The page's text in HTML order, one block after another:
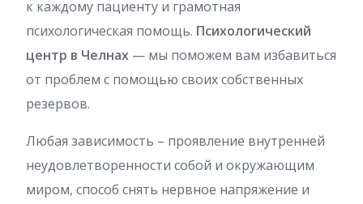
к каждому пациенту и грамотная
психологическая помощь. Психологический
центр в Челнах — мы поможем вам избавиться
от проблем с помощью своих собственных
резервов.
Любая зависимость – проявление внутренней
неудовлетворенности собой и окружающим
миром, способ снять нервное напряжение и